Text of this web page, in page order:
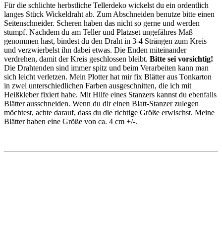
Für die schlichte herbstliche Tellerdeko wickelst du ein ordentlich
langes Stück Wickeldraht ab. Zum Abschneiden benutze bitte einen
Seitenschneider. Scheren haben das nicht so gerne und werden
stumpf. Nachdem du am Teller und Platzset ungefähres Maß
genommen hast, bindest du den Draht in 3-4 Strängen zum Kreis
und verzwierbelst ihn dabei etwas. Die Enden miteinander
verdrehen, damit der Kreis geschlossen bleibt. Bitte sei vorsichtig!
Die Drahtenden sind immer spitz und beim Verarbeiten kann man
sich leicht verletzen. Mein Plotter hat mir fix Blätter aus Tonkarton
in zwei unterschiedlichen Farben ausgeschnitten, die ich mit
Heißkleber fixiert habe. Mit Hilfe eines Stanzers kannst du ebenfalls
Blätter ausschneiden. Wenn du dir einen Blatt-Stanzer zulegen
möchtest, achte darauf, dass du die richtige Größe erwischst. Meine
Blätter haben eine Größe von ca. 4 cm +/-.